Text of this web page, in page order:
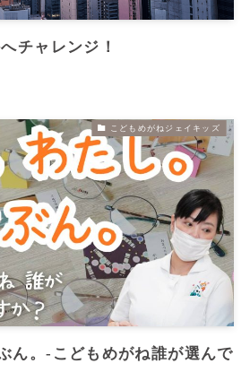
チャレンジ！
こどもめがねジェイキッズ
ん。‐こどもめがね誰が選んで